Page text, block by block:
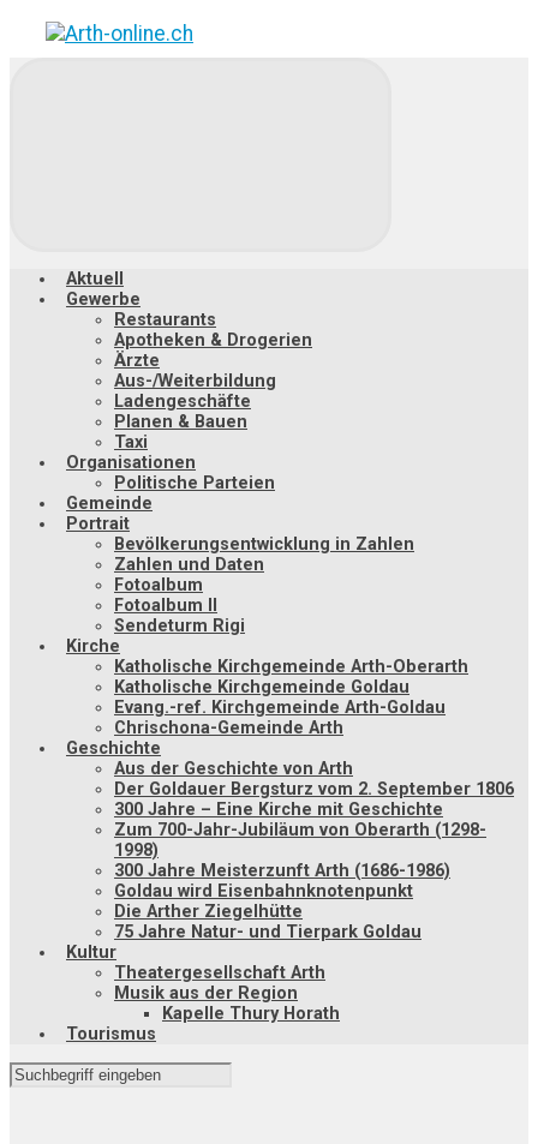
Zum
Hauptinhalt
Aktuell
Gewerbe
Restaurants
Apotheken & Drogerien
Ärzte
Aus-/Weiterbildung
Ladengeschäfte
Planen & Bauen
Taxi
Organisationen
Politische Parteien
Gemeinde
Portrait
Bevölkerungsentwicklung in Zahlen
Zahlen und Daten
Fotoalbum
Fotoalbum II
Sendeturm Rigi
Kirche
Katholische Kirchgemeinde Arth-Oberarth
Katholische Kirchgemeinde Goldau
Evang.-ref. Kirchgemeinde Arth-Goldau
Chrischona-Gemeinde Arth
Geschichte
Aus der Geschichte von Arth
Der Goldauer Bergsturz vom 2. September 1806
300 Jahre – Eine Kirche mit Geschichte
Zum 700-Jahr-Jubiläum von Oberarth (1298-
1998)
300 Jahre Meisterzunft Arth (1686-1986)
Goldau wird Eisenbahnknotenpunkt
Die Arther Ziegelhütte
75 Jahre Natur- und Tierpark Goldau
Kultur
Theatergesellschaft Arth
Musik aus der Region
Kapelle Thury Horath
Tourismus